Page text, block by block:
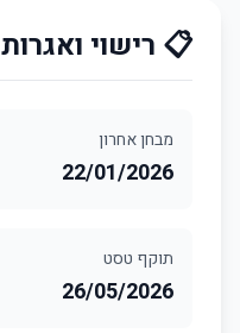
📋 רישוי ואגרות
מבחן אחרון
22/01/2026
תוקף טסט
26/05/2026